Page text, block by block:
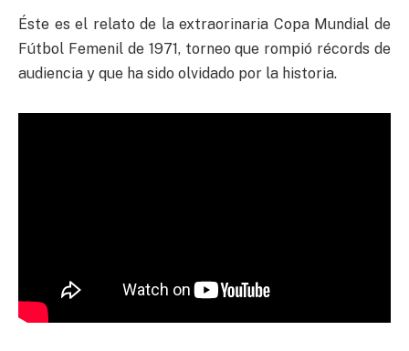
Éste es el relato de la extraorinaria Copa Mundial de
Fútbol Femenil de 1971, torneo que rompió récords de
audiencia y que ha sido olvidado por la historia.